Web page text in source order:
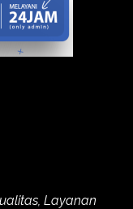
Layanan